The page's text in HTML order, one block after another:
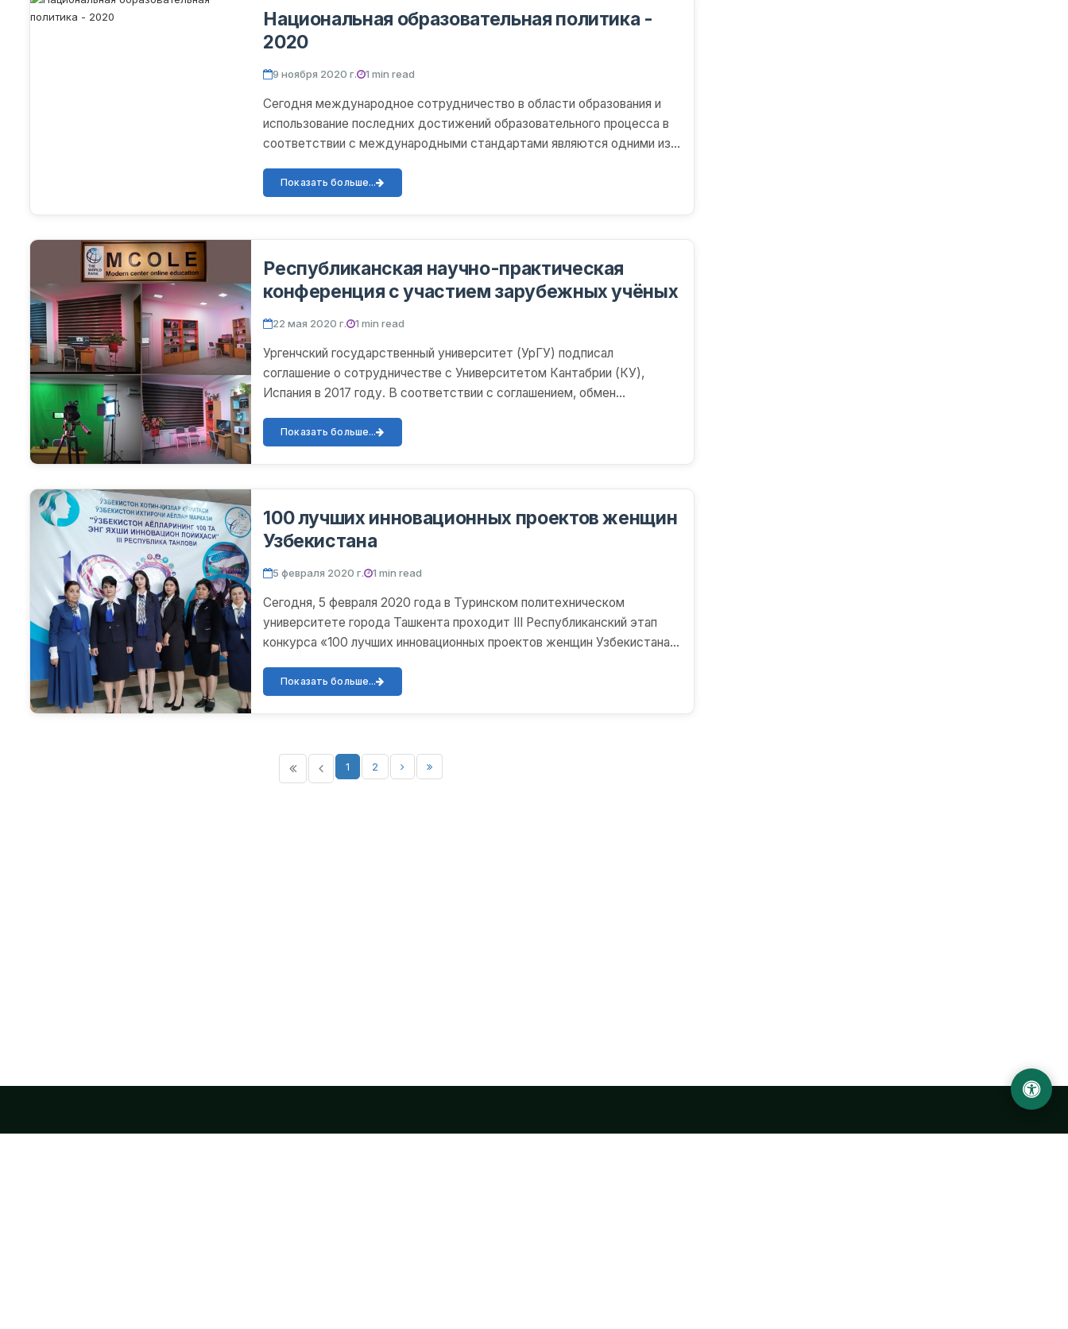
Национальная образовательная политика -
2020
9 ноября 2020 г. 1 min read
Сегодня международное сотрудничество в области образования и
использование последних достижений образовательного процесса в
соответствии с международными стандартами являются одними из
Показать больше...
Республиканская научно-практическая
конференция с участием зарубежных учёных
22 мая 2020 г. 1 min read
Ургенчский государственный университет (УрГУ) подписал
соглашение о сотрудничестве с Университетом Кантабрии (КУ),
Испания в 2017 году. В соответствии с соглашением, обмен
Показать больше...
100 лучших инновационных проектов женщин
Узбекистана
5 февраля 2020 г. 1 min read
Сегодня, 5 февраля 2020 года в Туринском политехническом
университете города Ташкента проходит III Республиканский этап
конкурса «100 лучших инновационных проектов женщин Узбекистана».
Показать больше...
1 2